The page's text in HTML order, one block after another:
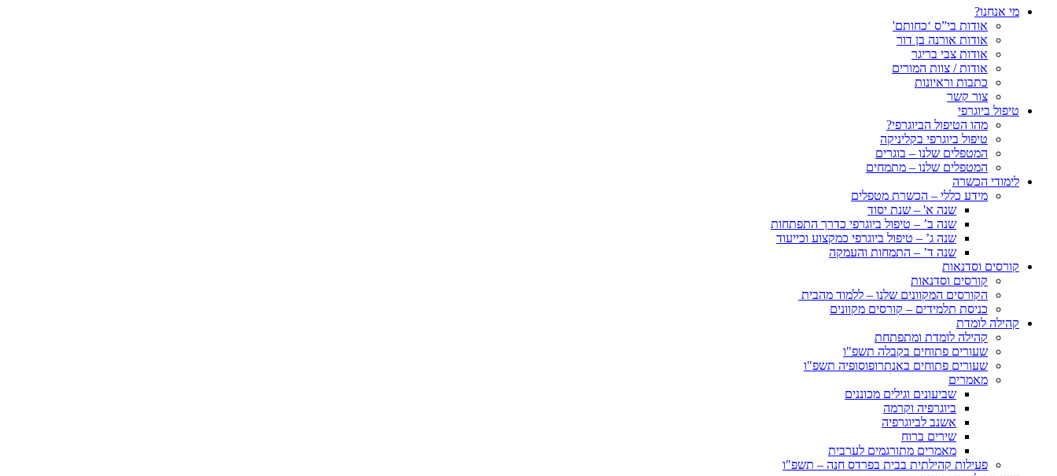
מי אנחנו?
אודות בי”ס ‘כחותם'
אודות אורנה בן דור
אודות צבי בריגר
אודות / צוות המורים
כתבות וראיונות
צור קשר
טיפול ביוגרפי
מהו הטיפול הביוגרפי?
טיפול ביוגרפי בקליניקה
המטפלים שלנו – בוגרים
המטפלים שלנו – מתמחים
לימודי הכשרה
מידע כללי – הכשרת מטפלים
שנה א' – שנת יסוד
שנה ב’ – טיפול ביוגרפי כדרך התפתחות
שנה ג’ – טיפול ביוגרפי כמקצוע וכייעוד
שנה ד’ – התמחות והעמקה
קורסים וסדנאות
קורסים וסדנאות
הקורסים המקוונים שלנו – ללמוד מהבית
כניסת תלמידים – קורסים מקוונים
קהילה לומדת
קהילה לומדת ומתפתחת
שעורים פתוחים בקבלה תשפ"ו
שעורים פתוחים באנתרופוסופיה תשפ"ו
מאמרים
שביעונים וגילים מכוננים
ביוגרפיה וקרמה
אשנב לביוגרפיה
שירים ברוח
מאמרים מתורגמים לערבית
פעילות קהילתית בבית בפרדס חנה – תשפ"ו